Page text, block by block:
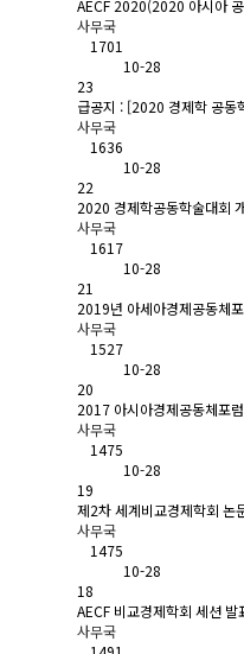
AECF 2020(2020 아시아
사무국
1701
10-28
23
급공지 : [2020 경제학 공동
사무국
1636
10-28
22
2020 경제학공동학술대회
사무국
1617
10-28
21
2019년 아세아경제공동체
사무국
1527
10-28
20
2017 아시아경제공동체포
사무국
1475
10-28
19
제2차 세계비교경제학회 논
사무국
1475
10-28
18
AECF 비교경제학회 세션 발
사무국